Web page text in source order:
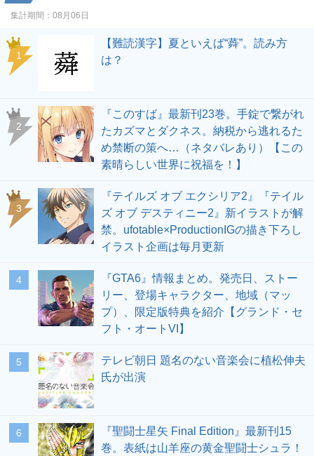
集計期間： 08月06日
1
【難読漢字】夏といえば“蕣”。読み方
は？
2
『このすば』最新刊23巻。手錠で繋がれ
たカズマとダクネス。納税から逃れるた
め禁断の策へ…（ネタバレあり）【この
素晴らしい世界に祝福を！】
3
『テイルズ オブ エクシリア2』『テイル
ズ オブ デスティニー2』新イラストが解
禁。ufotable×ProductionIGの描き下ろし
イラスト企画は毎月更新
4
『GTA6』情報まとめ。発売日、ストー
リー、登場キャラクター、地域（マッ
プ）、限定版特典を紹介【グランド・セ
フト・オートVI】
5
テレビ朝日 題名のない音楽会に植松伸夫
氏が出演
6
『聖闘士星矢 Final Edition』最新刊15
巻。表紙は山羊座の黄金聖闘士シュラ！